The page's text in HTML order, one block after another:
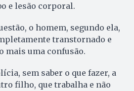
e lesão corporal.
o homem, segundo ela,
transtornado e
mais uma confusão.
sem saber o que fazer, a
filho, que trabalha e não